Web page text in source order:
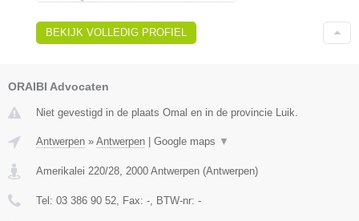
BEKIJK VOLLEDIG PROFIEL
ORAIBI Advocaten
Niet gevestigd in de plaats Omal en in de provincie Luik.
Antwerpen » Antwerpen Google maps ▼
Amerikalei 220/28, 2000 Antwerpen (Antwerpen)
Tel: 03 386 90 52, Fax: -, BTW-nr: -